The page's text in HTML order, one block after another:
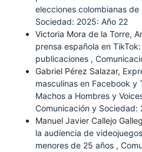
elecciones colombianas de
Sociedad: 2025: Año 22
Victoria Mora de la Torre,
prensa española en
publicaciones ,
Gabriel Pérez Salazar,
masculinas en Facebook y
Machos a Hombres y
Comunicación y Sociedad:
Manuel Javier Callejo
la audiencia de
menores de 25 años ,